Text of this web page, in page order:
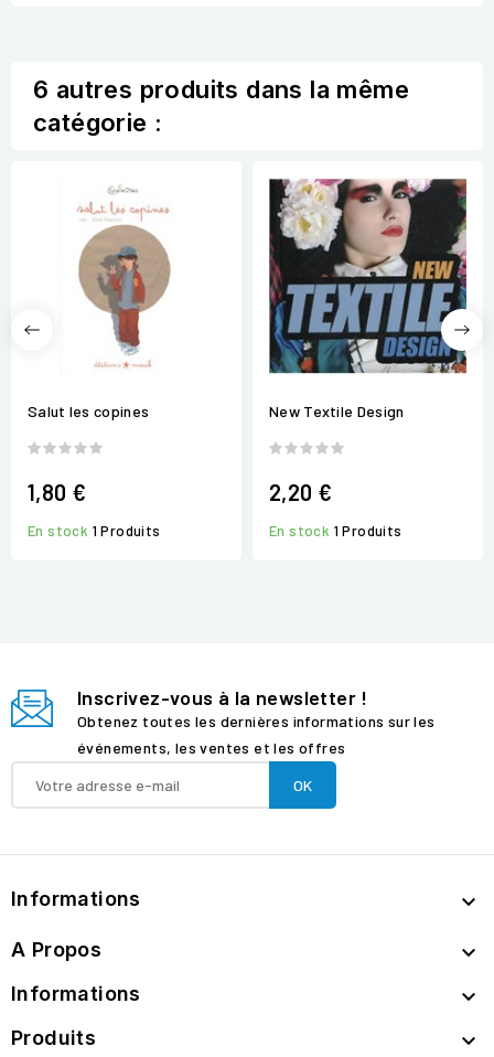
6 autres produits dans la même
catégorie :
Salut les copines
1,80 €
En stock 1 Produits
New Textile Design
2,20 €
En stock 1 Produits
Inscrivez-vous à la newsletter !
Obtenez toutes les dernières informations sur les
événements, les ventes et les offres
Informations 
A Propos 
Informations 
Produits 